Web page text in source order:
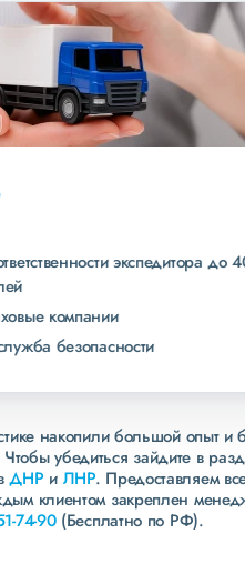
до 40
свыше
пять
и
накопили большой опыт
убедиться зайдите в
ДНР и ЛНР. Предоставляем
клиентом закреплен
74-90(Бесплатно по РФ).